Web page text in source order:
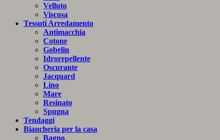
Velluto
Viscosa
Tessuti Arredamento
Antimacchia
Cotone
Gobelin
Idrorepellente
Oscurante
Jacquard
Lino
Mare
Resinato
Spugna
Tendaggi
Biancheria per la casa
Bagno